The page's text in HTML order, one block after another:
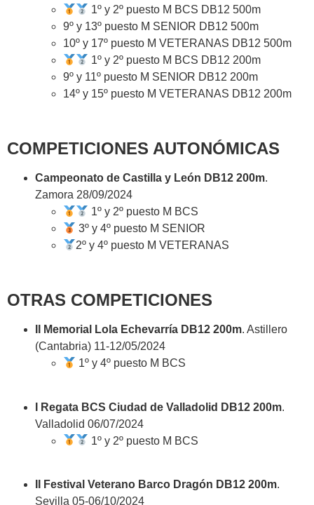
1º y 2º puesto M BCS DB12 500m
9º y 13º puesto M SENIOR DB12 500m
10º y 17º puesto M VETERANAS DB12 500m
1º y 2º puesto M BCS DB12 200m
9º y 11º puesto M SENIOR DB12 200m
14º y 15º puesto M VETERANAS DB12 200m
COMPETICIONES AUTONÓMICAS
Campeonato de Castilla y León DB12 200m.
Zamora 28/09/2024
1º y 2º puesto M BCS
3º y 4º puesto M SENIOR
2º y 4º puesto M VETERANAS
OTRAS COMPETICIONES
II Memorial Lola Echevarría DB12 200m. Astillero
(Cantabria) 11-12/05/2024
1º y 4º puesto M BCS
I Regata BCS Ciudad de Valladolid DB12 200m.
Valladolid 06/07/2024
1º y 2º puesto M BCS
II Festival Veterano Barco Dragón DB12 200m.
Sevilla 05-06/10/2024